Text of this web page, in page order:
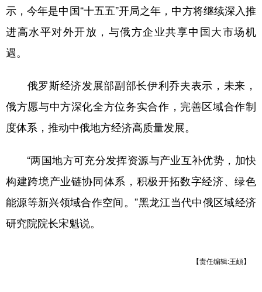
示，今年是中国“十五五”开局之年，中方将继续深入推
进高水平对外开放，与俄方企业共享中国大市场机
遇。
俄罗斯经济发展部副部长伊利乔夫表示，未来，
俄方愿与中方深化全方位务实合作，完善区域合作制
度体系，推动中俄地方经济高质量发展。
“两国地方可充分发挥资源与产业互补优势，加快
构建跨境产业链协同体系，积极开拓数字经济、绿色
能源等新兴领域合作空间。”黑龙江当代中俄区域经济
研究院院长宋魁说。
【责任编辑:王頔】